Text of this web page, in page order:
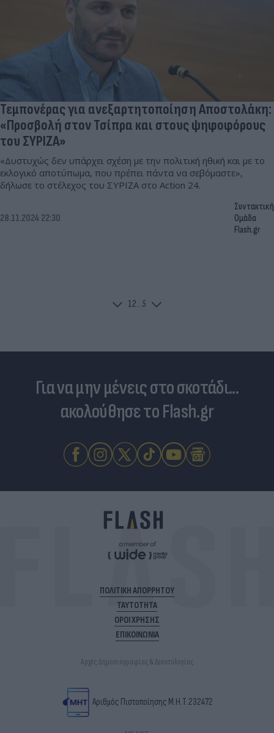
Τεμπονέρας για ανεξαρτητοποίηση Αποστολάκη:
«Προσβολή στον Τσίπρα και στους ψηφοφόρους
του ΣΥΡΙΖΑ»
«Δυστυχώς δεν υπάρχει σχέση με την πολιτική ηθική και με το
εκλογικό αποτύπωμα, που πρέπει πάντα να σεβόμαστε»,
δήλωσε το στέλεχος του ΣΥΡΙΖΑ στο Action 24.
28.11.2024 22:30
Συντακτική
Ομάδα
Flash.gr
12...5
Για να μην μένεις στο σκοτάδι...
ακολούθησε το Flash.gr
ΠΟΛΙΤΙΚΗ ΑΠΟΡΡΗΤΟΥ
ΤΑΥΤΟΤΗΤΑ
ΟΡΟΙ ΧΡΗΣΗΣ
ΕΠΙΚΟΙΝΩΝΙΑ
Αρχές Δημοσιογραφίας & Δεοντολογίας
Αριθμός Πιστοποίησης Μ.Η.Τ.232472